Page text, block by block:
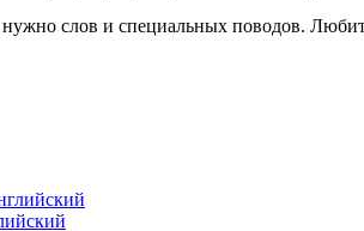
слов и специальных поводов.